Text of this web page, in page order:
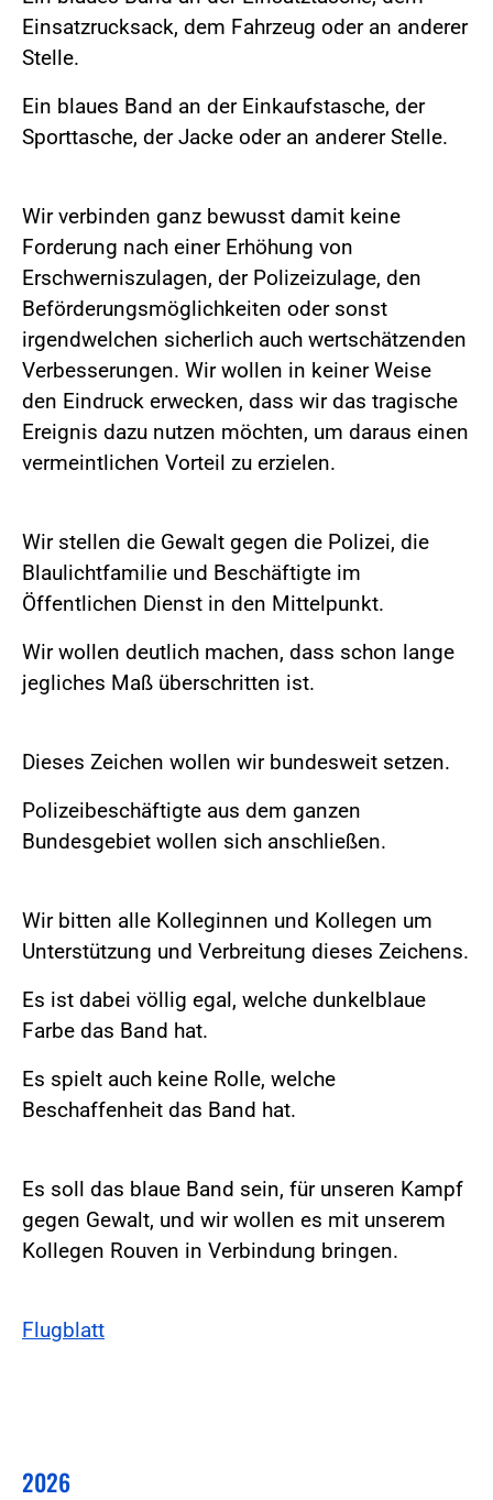
Einsatzrucksack, dem Fahrzeug oder an anderer
Stelle.
Ein blaues Band an der Einkaufstasche, der
Sporttasche, der Jacke oder an anderer Stelle.
Wir verbinden ganz bewusst damit keine
Forderung nach einer Erhöhung von
Erschwerniszulagen, der Polizeizulage, den
Beförderungsmöglichkeiten oder sonst
irgendwelchen sicherlich auch wertschätzenden
Verbesserungen. Wir wollen in keiner Weise
den Eindruck erwecken, dass wir das tragische
Ereignis dazu nutzen möchten, um daraus einen
vermeintlichen Vorteil zu erzielen.
Wir stellen die Gewalt gegen die Polizei, die
Blaulichtfamilie und Beschäftigte im
Öffentlichen Dienst in den Mittelpunkt.
Wir wollen deutlich machen, dass schon lange
jegliches Maß überschritten ist.
Dieses Zeichen wollen wir bundesweit setzen.
Polizeibeschäftigte aus dem ganzen
Bundesgebiet wollen sich anschließen.
Wir bitten alle Kolleginnen und Kollegen um
Unterstützung und Verbreitung dieses Zeichens.
Es ist dabei völlig egal, welche dunkelblaue
Farbe das Band hat.
Es spielt auch keine Rolle, welche
Beschaffenheit das Band hat.
Es soll das blaue Band sein, für unseren Kampf
gegen Gewalt, und wir wollen es mit unserem
Kollegen Rouven in Verbindung bringen.
Flugblatt
2026